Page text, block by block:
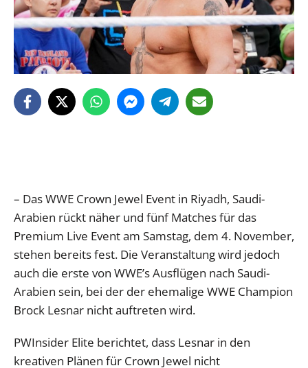
– Das WWE Crown Jewel Event in Riyadh, Saudi-
Arabien rückt näher und fünf Matches für das
Premium Live Event am Samstag, dem 4. November,
stehen bereits fest. Die Veranstaltung wird jedoch
auch die erste von WWE’s Ausflügen nach Saudi-
Arabien sein, bei der der ehemalige WWE Champion
Brock Lesnar nicht auftreten wird.
PWInsider Elite berichtet, dass Lesnar in den
kreativen Plänen für Crown Jewel nicht